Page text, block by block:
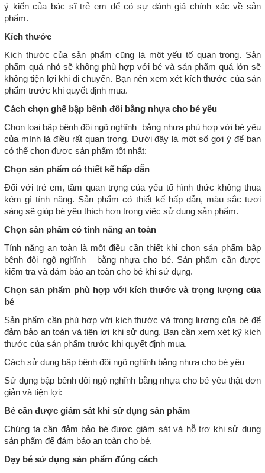
ý kiến của bác sĩ trẻ em để có sự đánh giá chính xác về sản
phẩm.
Kích thước
Kích thước của sản phẩm cũng là một yếu tố quan trọng. Sản
phẩm quá nhỏ sẽ không phù hợp với bé và sản phẩm quá lớn sẽ
không tiện lợi khi di chuyển. Bạn nên xem xét kích thước của sản
phẩm trước khi quyết định mua.
Cách chọn ghế bập bênh đôi bằng nhựa cho bé yêu
Chọn loại bập bênh đôi ngộ nghĩnh bằng nhựa phù hợp với bé yêu
của mình là điều rất quan trọng. Dưới đây là một số gợi ý để bạn
có thể chọn được sản phẩm tốt nhất:
Chọn sản phẩm có thiết kế hấp dẫn
Đối với trẻ em, tầm quan trọng của yếu tố hình thức không thua
kém gì tính năng. Sản phẩm có thiết kế hấp dẫn, màu sắc tươi
sáng sẽ giúp bé yêu thích hơn trong việc sử dụng sản phẩm.
Chọn sản phẩm có tính năng an toàn
Tính năng an toàn là một điều cần thiết khi chọn sản phẩm bập
bênh đôi ngộ nghĩnh bằng nhựa cho bé. Sản phẩm cần được
kiểm tra và đảm bảo an toàn cho bé khi sử dụng.
Chọn sản phẩm phù hợp với kích thước và trọng lượng của
bé
Sản phẩm cần phù hợp với kích thước và trọng lượng của bé để
đảm bảo an toàn và tiện lợi khi sử dụng. Bạn cần xem xét kỹ kích
thước của sản phẩm trước khi quyết định mua.
Cách sử dụng bập bênh đôi ngộ nghĩnh bằng nhựa cho bé yêu
Sử dụng bập bênh đôi ngộ nghĩnh bằng nhựa cho bé yêu thật đơn
giản và tiện lợi:
Bé cần được giám sát khi sử dụng sản phẩm
Chúng ta cần đảm bảo bé được giám sát và hỗ trợ khi sử dụng
sản phẩm để đảm bảo an toàn cho bé.
Dạy bé sử dụng sản phẩm đúng cách